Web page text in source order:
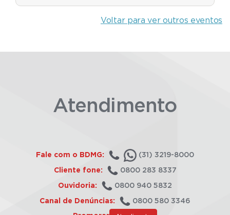
Voltar para ver outros eventos
Atendimento
Fale com o BDMG: (31) 3219-8000
Cliente fone: 0800 283 8337
Ouvidoria: 0800 940 5832
Canal de Denúncias: 0800 580 3346